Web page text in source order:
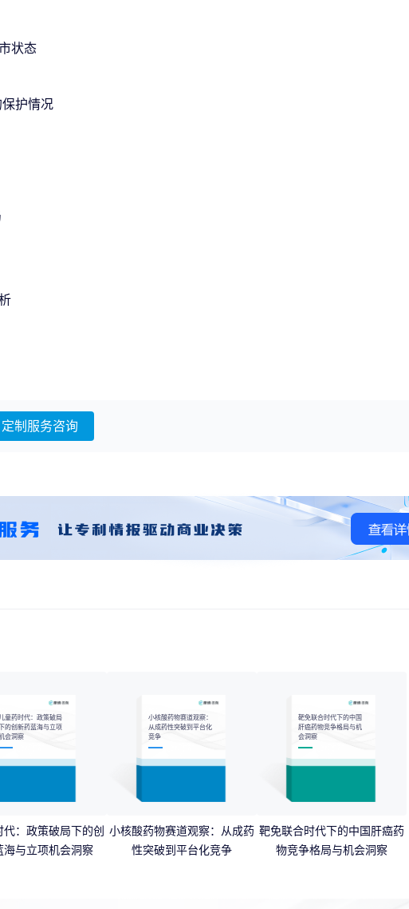
状态
护情况
定制服务咨询
儿童药时代：政策破局
下的创新药蓝海与立项
会洞察
代：政策破局下的创
海与立项机会洞察
小核酸药物赛道观察：
从成药性突破到平台化
竞争
小核酸药物赛道观察：从成药
性突破到平台化竞争
靶免联合时代下的中国
肝癌药物竞争格局与机
会洞察
靶免联合时代下的中国肝癌药
物竞争格局与机会洞察